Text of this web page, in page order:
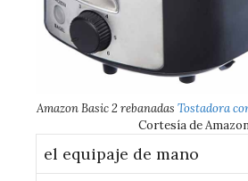
Amazon Basic 2 rebanadas Tostadora
Cortesía de
el equipaje de mano